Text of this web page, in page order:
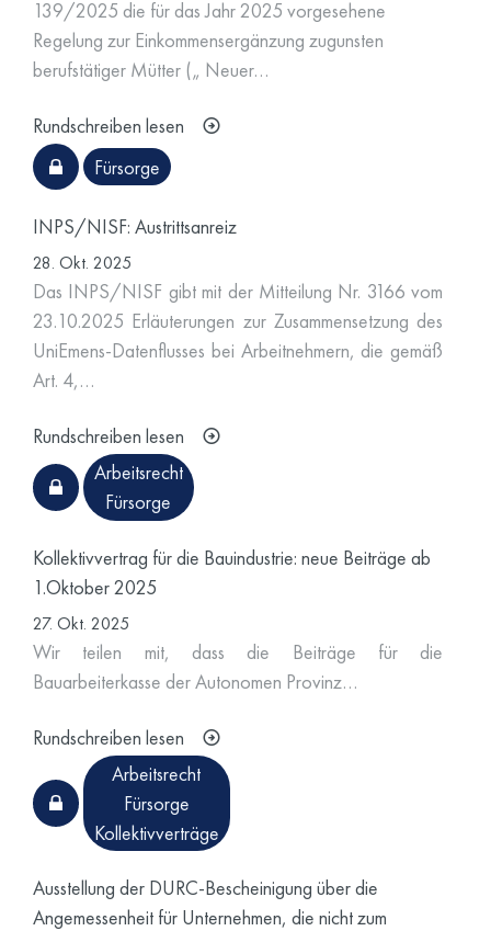
139/2025 die für das Jahr 2025 vorgesehene
Regelung zur Einkommensergänzung zugunsten
berufstätiger Mütter („ Neuer…
Rundschreiben lesen
Fürsorge
INPS/NISF: Austrittsanreiz
28. Okt. 2025
Das INPS/NISF gibt mit der Mitteilung Nr. 3166 vom
23.10.2025 Erläuterungen zur Zusammensetzung des
UniEmens-Datenflusses bei Arbeitnehmern, die gemäß
Art. 4,…
Rundschreiben lesen
Arbeitsrecht
Fürsorge
Kollektivvertrag für die Bauindustrie: neue Beiträge ab
1.Oktober 2025
27. Okt. 2025
Wir teilen mit, dassdie Beiträge für die
Bauarbeiterkasse der Autonomen Provinz…
Rundschreiben lesen
Arbeitsrecht
Fürsorge
Kollektivverträge
Ausstellung der DURC-Bescheinigung über die
Angemessenheit für Unternehmen, die nicht zum